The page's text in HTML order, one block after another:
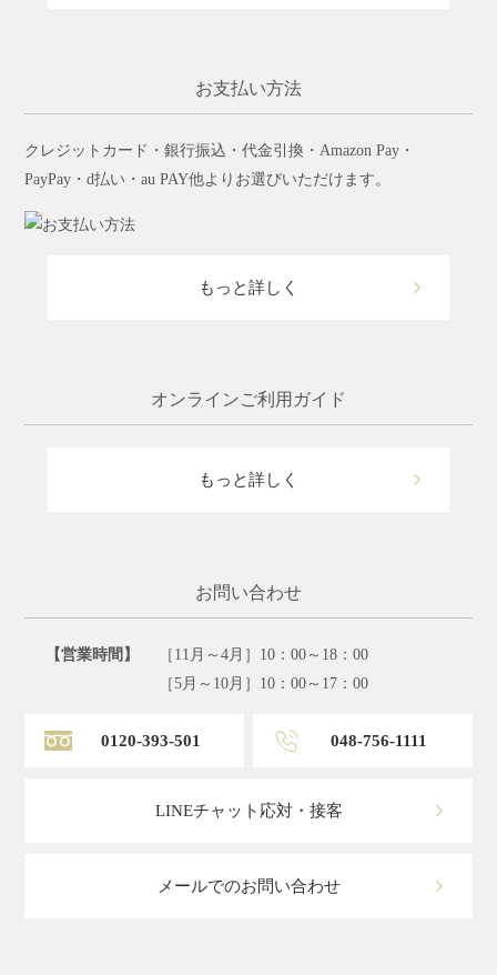
お支払い方法
クレジットカード・銀行振込・代金引換・Amazon Pay・
PayPay・d払い・au PAY他よりお選びいただけます。
もっと詳しく
オンラインご利用ガイド
もっと詳しく
お問い合わせ
【営業時間】
［11月～4月］10：00～18：00
［5月～10月］10：00～17：00
0120-393-501 048-756-1111
LINEチャット応対・接客
メールでのお問い合わせ